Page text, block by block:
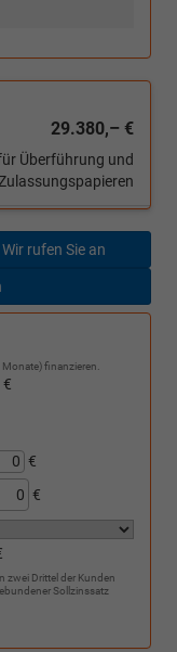
29.380,– €
Überführung und
Wir rufen Sie an
Monate) finanzieren.
€
€
zwei Drittel der Kunden
Sollzinssatz